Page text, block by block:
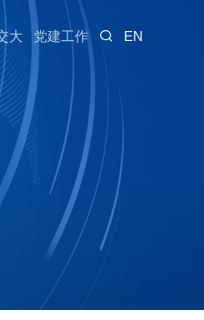
大 党建工作 EN